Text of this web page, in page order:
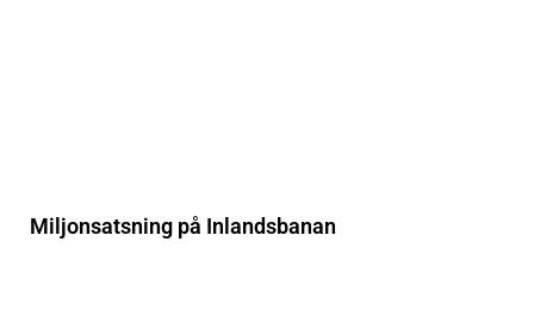
Miljonsatsning på Inlandsbanan